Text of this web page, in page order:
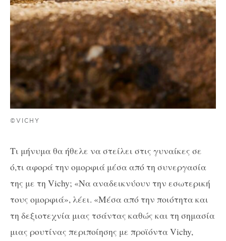
©VICHY
Τι μήνυμα θα ήθελε να στείλει στις γυναίκες σε
ό,τι αφορά την ομορφιά μέσα από τη συνεργασία
της με τη Vichy; «Να αναδεικνύουν την εσωτερική
τους ομορφιά», λέει. «Μέσα από την ποιότητα και
τη δεξιοτεχνία μιας τσάντας καθώς και τη σημασία
μιας ρουτίνας περιποίησης με προϊόντα Vichy,